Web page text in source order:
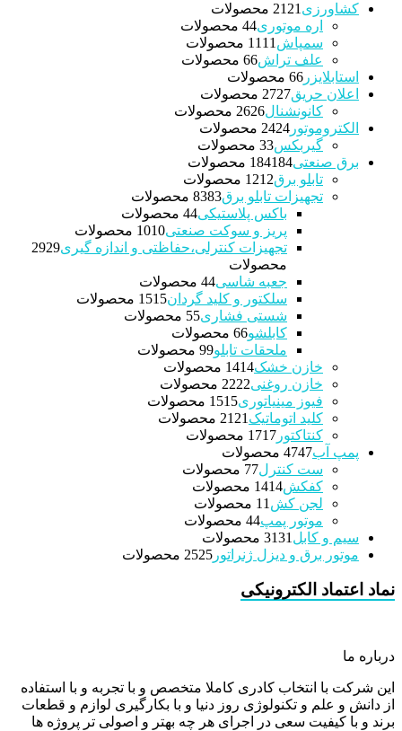
کشاورزی 21 21 محصولات
اره موتوری 44 محصولات
سمپاش
11 11 محصولات
علف تراش 66 محصولات
استابلایزر
66 محصولات
اعلان حریق
2727 محصولات
کانونشنال
2626 محصولات
الکتروموتور
2424 محصولات
گیربکس 33 محصولات
برق صنعتی
184184 محصولات
تابلو برق
1212 محصولات
تجهیزات تابلو برق
8383 محصولات
باکس پلاستیکی 44 محصولات
پریز و سوکت صنعتی
1010 محصولات
تجهیزات کنترلی،حفاظتی و اندازه گیری
2929
محصولات
جعبه شاسی 44 محصولات
سلکتور و کلید گردان
1515 محصولات
شستی فشاری 55 محصولات
کابلشو 66 محصولات
ملحقات تابلو 99 محصولات
خازن خشک
1414 محصولات
خازن روغنی
2222 محصولات
فیوز مینیاتوری
1515 محصولات
کلید اتوماتیک
21 21 محصولات
کنتاکتور
1717 محصولات
پمپ آب
4747 محصولات
ست کنترل 77 محصولات
کفکش
1414 محصولات
لجن کش
1 1 محصولات
موتور پمپ 44 محصولات
سیم و کابل
3131 محصولات
موتور برق و دیزل ژنراتور
2525 محصولات
نماد اعتماد الکترونیکی
درباره ما
این شرکت با انتخاب کادری کاملا متخصص و با تجربه و با استفاده
از دانش و علم و تکنولوژی روز دنیا و با بکارگیری لوازم و قطعات
برند و با کیفیت سعی در اجرای هر چه بهتر و اصولی تر پروژه ها